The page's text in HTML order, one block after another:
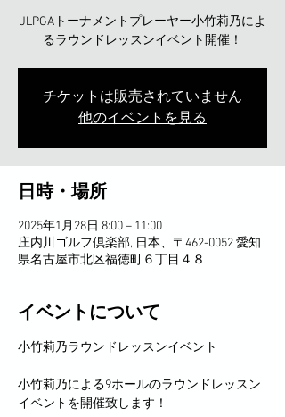
JLPGAトーナメントプレーヤー小竹莉乃によ
るラウンドレッスンイベント開催！
チケットは販売されていません
他のイベントを見る
日時・場所
2025年1月28日 8:00 – 11:00
庄内川ゴルフ倶楽部, 日本、〒462-0052 愛知
県名古屋市北区福徳町６丁目４８
イベントについて
小竹莉乃ラウンドレッスンイベント
小竹莉乃による9ホールのラウンドレッスン
イベントを開催致します！